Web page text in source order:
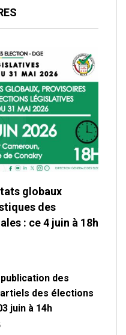
globaux
des
: ce 4 juin à 18h
des
des élections
juin à 14h